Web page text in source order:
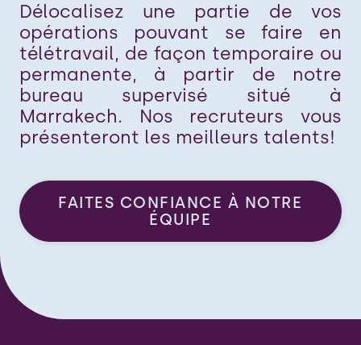
Délocalisez une partie de vos
opérations pouvant se faire en
télétravail, de façon temporaire ou
permanente, à partir de notre
bureau supervisé situé à
Marrakech. Nos recruteurs vous
présenteront les meilleurs talents!
FAITES CONFIANCE À NOTRE
ÉQUIPE